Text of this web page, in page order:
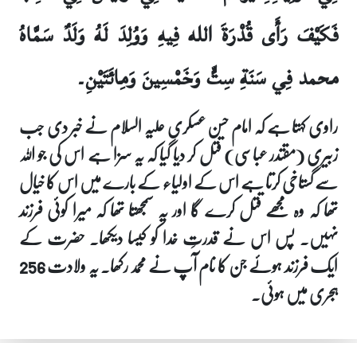
فَكَيْفَ رَأَى قُدْرَةَ الله فِيهِ وَوُلِدَ لَهُ وَلَدٌ سَمَّاهُ
م‏ح‏م‏د فِي سَنَةِ سِتٍّ وَخَمْسِينَ وَمِائَتَيْنِ۔
راوی کہتا ہے کہ امام حسن عسکری علیہ السلام نے خبر دی جب
زبیری (مقتدر عباسی) قتل کر دیا گیا کہ یہ سزا ہے اس کی جو اللہ
سے گستاخی کرتا ہے اس کے اولیاء کے بارے میں اس کا خیال
تھا کہ وہ مجھے قتل کرے گا اور یہ سمجھتا تھا کہ میرا کوئی فرزند
نہیں۔ پس اس نے قدرتِ خدا کو کیسا دیکھا۔ حضرت کے
ایک فرزند ہوئے جن کا نام آپ نے محمد رکھا۔ یہ ولادت 256
ہجری میں ہوئی۔